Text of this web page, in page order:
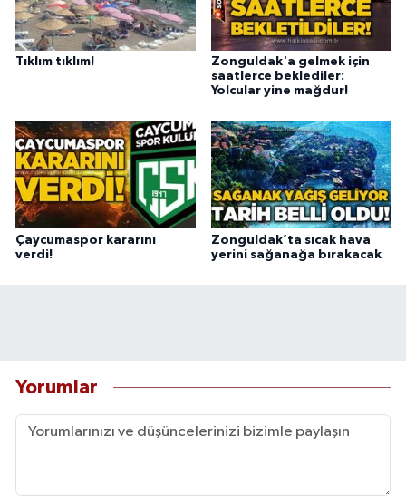
Tıklım tıklım!
Zonguldak'a gelmek için
saatlerce beklediler:
Yolcular yine mağdur!
Çaycumaspor kararını
verdi!
Zonguldak’ta sıcak hava
yerini sağanağa bırakacak
Yorumlar